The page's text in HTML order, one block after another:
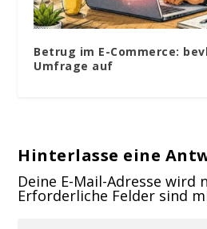
Betrug im E-Commerce:
Umfrage auf
Hinterlasse eine
Deine E-Mail-Adresse
Erforderliche Felder sind